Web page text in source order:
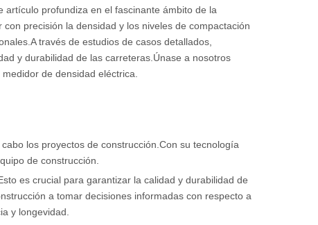
artículo profundiza en el fascinante ámbito de la
precisión la densidad y los niveles de compactación
través de estudios de casos detallados,
y durabilidad de las carreteras.Únase a nosotros
de densidad eléctrica.
los proyectos de construcción.Con su tecnología
de construcción.
es crucial para garantizar la calidad y durabilidad de
a tomar decisiones informadas con respecto a
y longevidad.